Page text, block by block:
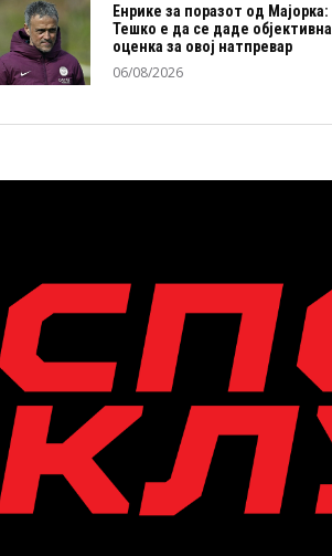
Енрике за поразот од Мајорка:
Тешко е да се даде објективна
оценка за овој натпревар
06/08/2026